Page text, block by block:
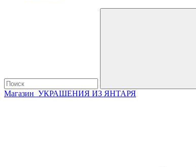
Магазин УКРАШЕНИЯ ИЗ ЯНТАРЯ